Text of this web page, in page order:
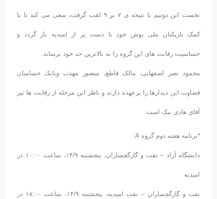
نخست این دوتیم با نتیجه ی ۷ بر ۹ لقب گرفت، سعی می کند تا با
کمک بازیکنان ملی پوش خود با دست پر از امیدیه باز گردد و
حساسیت رقابت های این گروه را به بالاترین حد خود برساند.
محمود نصر اصفهانی، مالک قاطع، منصور مهذب وبابک حسامیان
قضاوت این دیدارها را برعهده دارند و ناظر این مرحله از رقابت ها نیز
آقای هادی بیک است.
*برنامه هفته دوم گروه A:
دانشگاه آزاد – نفت و گازگچساران، پنجشنبه ۱۴/۹، ساعت ۱۰:۰۰ در
امیدیه
نفت و گازگچساران – نفت امیدیه، پنجشنبه ۱۴/۹، ساعت ۱۸:۰۰ در